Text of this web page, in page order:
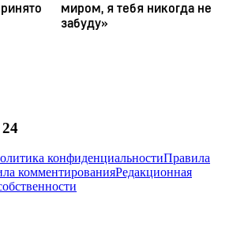
конфиденциальностиПравила
комментированияРедакционная